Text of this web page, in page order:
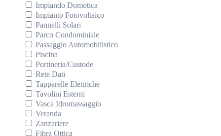
Impiando Domotica
Impianto Fotovoltaico
Pannelli Solari
Parco Condominiale
Passaggio Automobilistico
Piscina
Portineria/Custode
Rete Dati
Tapparelle Elettriche
Tavolini Esterni
Vasca Idromassaggio
Veranda
Zanzariere
Fibra Ottica